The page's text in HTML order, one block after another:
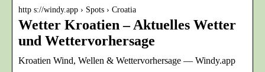
http s://windy.app › Spots › Croatia
Wetter Kroatien – Aktuelles Wetter
und Wettervorhersage
Kroatien Wind, Wellen & Wettervorhersage — Windy.app